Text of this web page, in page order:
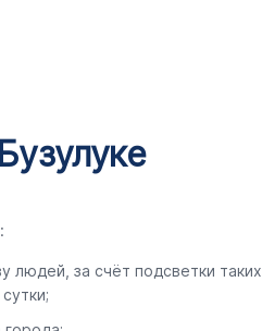
людей, за счёт подсветки таких